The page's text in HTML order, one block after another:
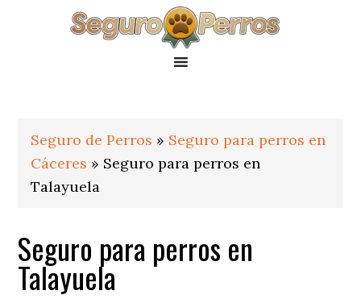
Seguro de Perros » Seguro para perros en
Cáceres » Seguro para perros en
Talayuela
Seguro para perros en
Talayuela